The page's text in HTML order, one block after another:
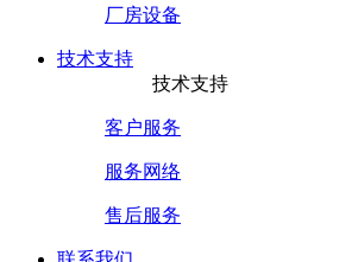
厂房设备
技术支持
技术支持
客户服务
服务网络
售后服务